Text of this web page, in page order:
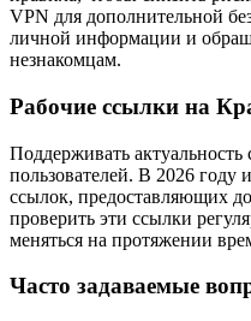
VPN для дополнительной
личной информации и
незнакомцам.
Рабочие ссылки на
Поддерживать
пользователей. В 2026 году
ссылок, предоставляющих
проверить эти ссылки
меняться на протяжении
Часто задаваемые